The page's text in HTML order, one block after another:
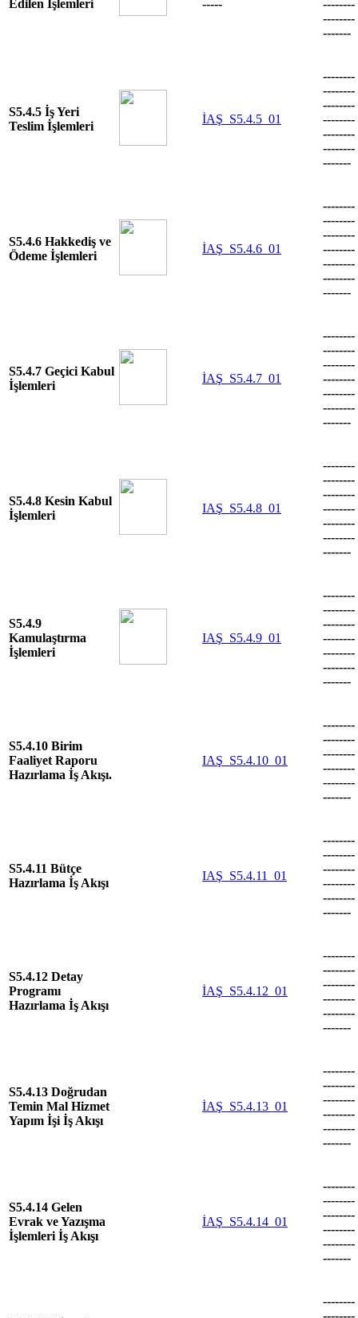
Edilen İşlemleri -----
--------
--------
-------
S5.4.5 İş Yeri
Teslim İşlemleri
İAŞ_S5.4.5_01
--------
--------
--------
--------
--------
--------
-------
S5.4.6 Hakkediş ve
Ödeme İşlemleri
İAŞ_S5.4.6_01
--------
--------
--------
--------
--------
--------
-------
S5.4.7 Geçici Kabul
İşlemleri
İAŞ_S5.4.7_01
--------
--------
--------
--------
--------
--------
-------
S5.4.8 Kesin Kabul
İşlemleri
IAŞ_S5.4.8_01
--------
--------
--------
--------
--------
--------
-------
S5.4.9
Kamulaştırma
İşlemleri
IAŞ_S5.4.9_01
--------
--------
--------
--------
--------
--------
-------
S5.4.10 Birim
Faaliyet Raporu
Hazırlama İş Akışı.
IAŞ_S5.4.10_01
--------
--------
--------
--------
--------
-------
S5.4.11 Bütçe
Hazırlama İş Akışı
IAŞ_S5.4.11_01
--------
--------
--------
--------
--------
-------
S5.4.12 Detay
Programı
Hazırlama İş Akışı
İAŞ_S5.4.12_01
--------
--------
--------
--------
--------
-------
S5.4.13 Doğrudan
Temin Mal Hizmet
Yapım İşi İş Akışı
İAŞ_S5.4.13_01
--------
--------
--------
--------
--------
-------
S5.4.14 Gelen
Evrak ve Yazışma
İşlemleri İş Akışı
İAŞ_S5.4.14_01
--------
--------
--------
--------
--------
-------
--------
--------